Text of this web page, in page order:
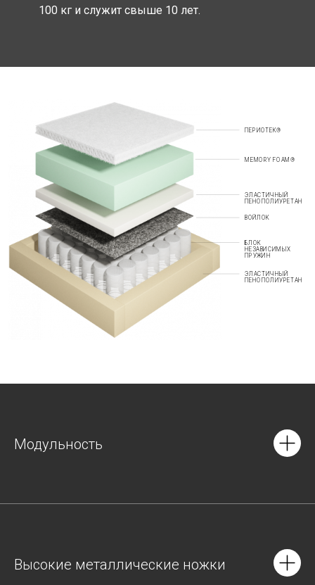
100 кг и служит свыше 10 лет.
ПЕРИОТЕК®
MEMORY FOAM®
ЭЛАСТИЧНЫЙ
ПЕНОПОЛИУРЕТАН
ВОЙЛОК
БЛОК
НЕЗАВИСИМЫХ
ПРУЖИН
ЭЛАСТИЧНЫЙ
ПЕНОПОЛИУРЕТАН
Модульность
Высокие металлические ножки